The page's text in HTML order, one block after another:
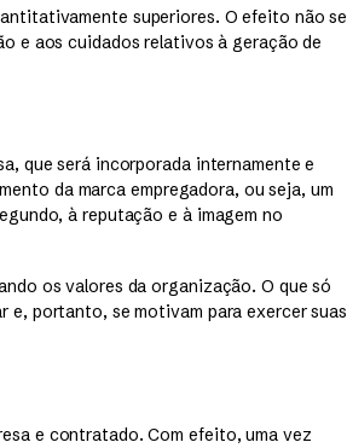
superiores. O efeito não se
e aos cuidados relativos à geração de
que será incorporada internamente e
da marca empregadora, ou seja, um
à reputação e à imagem no
os valores da organização. O que só
e, portanto, se motivam para exercer suas
e contratado. Com efeito, uma vez